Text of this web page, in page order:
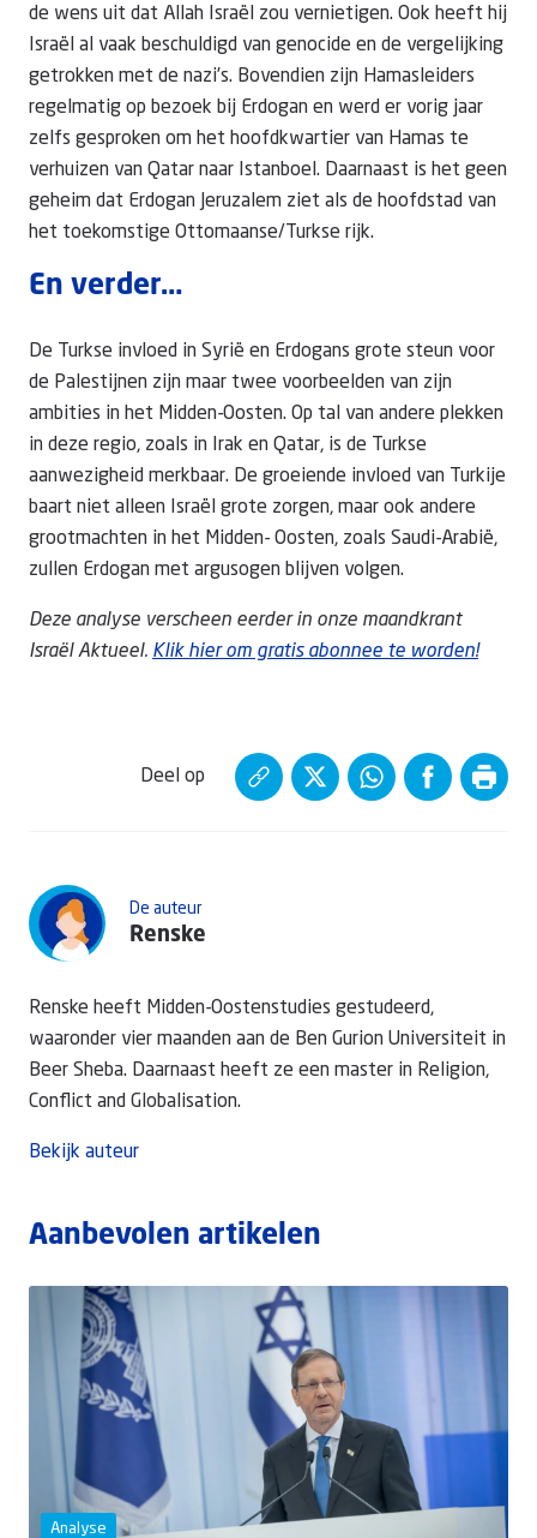
de wens uit dat Allah Israël zou vernietigen. Ook heeft hij
Israël al vaak beschuldigd van genocide en de vergelijking
getrokken met de nazi’s. Bovendien zijn Hamasleiders
regelmatig op bezoek bij Erdogan en werd er vorig jaar
zelfs gesproken om het hoofdkwartier van Hamas te
verhuizen van Qatar naar Istanboel. Daarnaast is het geen
geheim dat Erdogan Jeruzalem ziet als de hoofdstad van
het toekomstige Ottomaanse/Turkse rijk.
En verder…
De Turkse invloed in Syrië en Erdogans grote steun voor
de Palestijnen zijn maar twee voorbeelden van zijn
ambities in het Midden-Oosten. Op tal van andere plekken
in deze regio, zoals in Irak en Qatar, is de Turkse
aanwezigheid merkbaar. De groeiende invloed van Turkije
baart niet alleen Israël grote zorgen, maar ook andere
grootmachten in het Midden- Oosten, zoals Saudi-Arabië,
zullen Erdogan met argusogen blijven volgen.
Deze analyse verscheen eerder in onze maandkrant
Israël Aktueel. Klik hier om gratis abonnee te worden!
De auteur
Renske
Renske heeft Midden-Oostenstudies gestudeerd,
waaronder vier maanden aan de Ben Gurion Universiteit in
Beer Sheba. Daarnaast heeft ze een master in Religion,
Conflict and Globalisation.
Bekijk auteur
Deel op
Aanbevolen artikelen
Analyse